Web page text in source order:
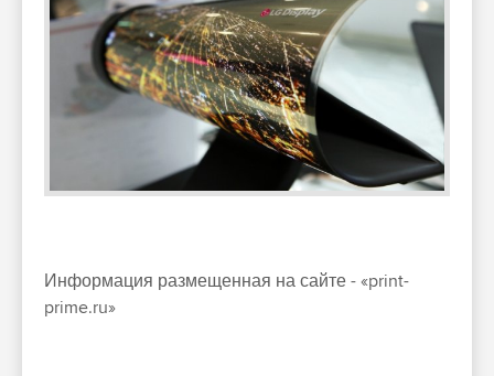
Информация размещенная на сайте - «print-
prime.ru»